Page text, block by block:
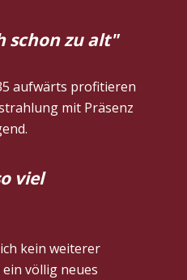
schon zu alt"
aufwärts profitieren
mit Präsenz
viel
kein weiterer
völlig neues